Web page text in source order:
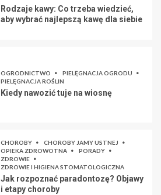
Rodzaje kawy: Co trzeba wiedzieć,
aby wybrać najlepszą kawę dla siebie
OGRODNICTWO
PIELĘGNACJA OGRODU
PIELĘGNACJA ROŚLIN
Kiedy nawozić tuje na wiosnę
CHOROBY
CHOROBY JAMY USTNEJ
OPIEKA ZDROWOTNA
PORADY
ZDROWIE
ZDROWIE I HIGIENA STOMATOLOGICZNA
Jak rozpoznać paradontozę? Objawy
i etapy choroby